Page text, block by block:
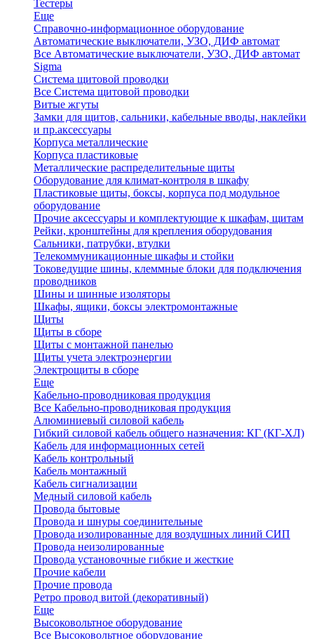
Тестеры
Еще
Справочно-информационное оборудование
Автоматические выключатели, УЗО, ДИФ автомат
Все Автоматические выключатели, УЗО, ДИФ автомат
Sigma
Система щитовой проводки
Все Система щитовой проводки
Витые жгуты
Замки для щитов, сальники, кабельные вводы, наклейки
и пр.аксессуары
Корпуса металлические
Корпуса пластиковые
Металлические распределительные щиты
Оборудование для климат-контроля в шкафу
Пластиковые щиты, боксы, корпуса под модульное
оборудование
Прочие аксессуары и комплектующие к шкафам, щитам
Рейки, кронштейны для крепления оборудования
Сальники, патрубки, втулки
Телекоммуникационные шкафы и стойки
Токоведущие шины, клеммные блоки для подключения
проводников
Шины и шинные изоляторы
Шкафы, ящики, боксы электромонтажные
Щиты
Щиты в сборе
Щиты с монтажной панелью
Щиты учета электроэнергии
Электрощиты в сборе
Еще
Кабельно-проводниковая продукция
Все Кабельно-проводниковая продукция
Алюминиевый силовой кабель
Гибкий силовой кабель общего назначения: КГ (КГ-ХЛ)
Кабель для информационных сетей
Кабель контрольный
Кабель монтажный
Кабель сигнализации
Медный силовой кабель
Провода бытовые
Провода и шнуры соединительные
Провода изолированные для воздушных линий СИП
Провода неизолированные
Провода установочные гибкие и жесткие
Прочие кабели
Прочие провода
Ретро провод витой (декоративный)
Еще
Высоковольтное оборудование
Все Высоковольтное оборудование